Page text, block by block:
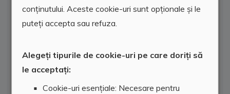
conținutului. Aceste cookie-uri sunt opționale și le
puteți accepta sau refuza.
Alegeți tipurile de cookie-uri pe care doriți să
le acceptați:
Cookie-uri esențiale: Necesare pentru